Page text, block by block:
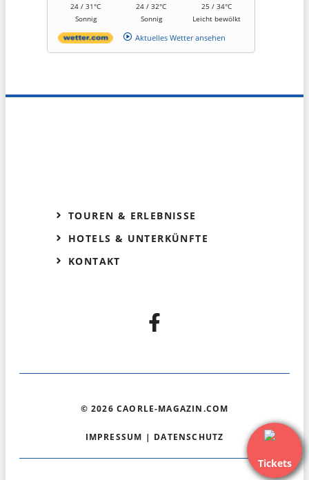
24 / 31°C
Sonnig
24 / 32°C
Sonnig
25 / 34°C
Leicht bewölkt
Aktuelles Wetter ansehen
Tickets
TOUREN & ERLEBNISSE
HOTELS & UNTERKÜNFTE
KONTAKT
© 2026 CAORLE-MAGAZIN.COM
IMPRESSUM | DATENSCHUTZ